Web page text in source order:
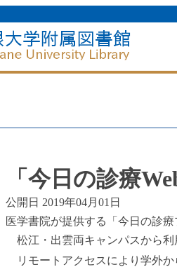
「今日の診療
公開日 2019年04月01日
医学書院が提供する「今日の診
松江・出雲両キャンパスから利
リモートアクセスにより学外か